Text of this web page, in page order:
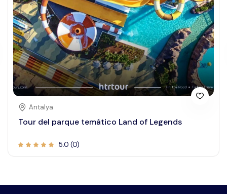
Antalya
Tour del parque temático Land of Legends
5.0 (0)